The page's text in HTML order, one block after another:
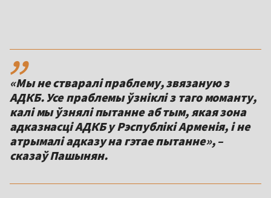
,,
«Мы не стваралі праблему, звязаную з
АДКБ. Усе праблемы ўзніклі з таго моманту,
калі мы ўзнялі пытанне аб тым, якая зона
адказнасці АДКБ у Рэспублікі Арменія, і не
атрымалі адказу на гэтае пытанне», –
сказаў Пашынян.